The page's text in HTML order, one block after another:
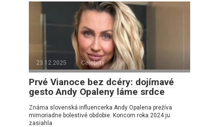
23.12.2025 Celebrity
Prvé Vianoce bez dcéry: dojímavé
gesto Andy Opaleny láme srdce
Známa slovenská influencerka Andy Opalena prežíva
mimoriadne bolestivé obdobie. Koncom roka 2024 ju
zasiahla